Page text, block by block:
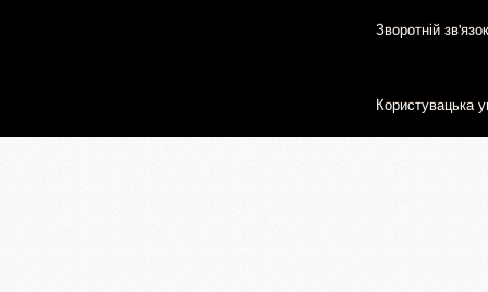
Зворотній зв'язок
Користувацька